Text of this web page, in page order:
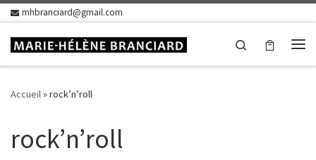
Skip to content
mhbranciard@gmail.com
Search
Accueil»rock’n’roll
rock’n’roll